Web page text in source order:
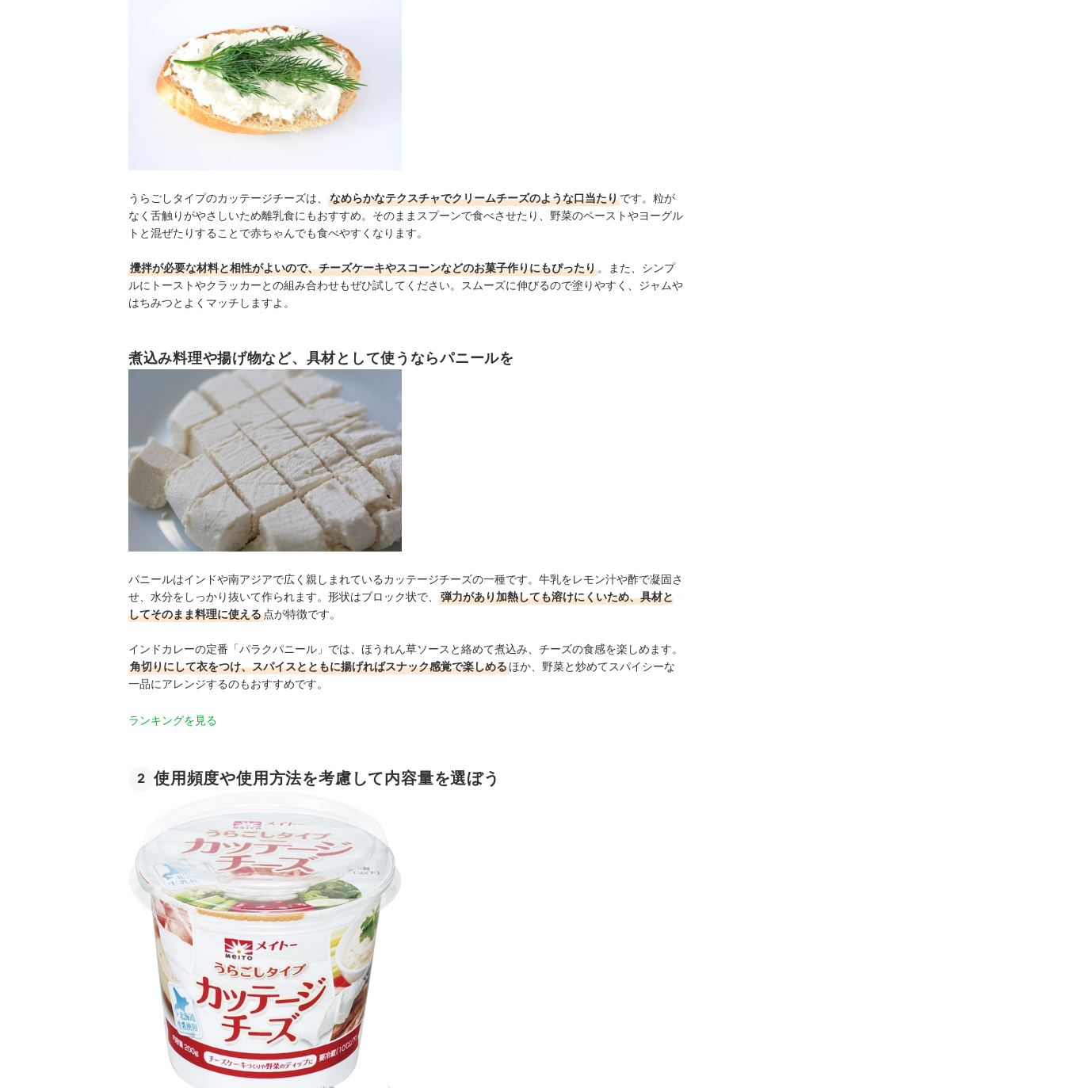
うらごしタイプのカッテージチーズは、 なめらかなテクスチャでクリームチーズのような口当たりです。粒が
なく舌触りがやさしいため離乳食にもおすすめ。そのままスプーンで食べさせたり、野菜のペーストやヨーグル
トと混ぜたりすることで赤ちゃんでも食べやすくなります。
攪拌が必要な材料と相性がよいので、チーズケーキやスコーンなどのお菓子作りにもぴったり 。また、シンプ
ルにトーストやクラッカーとの組み合わせもぜひ試してください。スムーズに伸びるので塗りやすく、ジャムや
はちみつとよくマッチしますよ。
煮込み料理や揚げ物など、具材として使うならパニールを
パニールはインドや南アジアで広く親しまれているカッテージチーズの一種です。牛乳をレモン汁や酢で凝固さ
せ、水分をしっかり抜いて作られます。形状はブロック状で、
弾力があり加熱しても溶けにくいため、具材と
してそのまま料理に使える 点が特徴です。
インドカレーの定番「パラクパニール」では、ほうれん草ソースと絡めて煮込み、チーズの食感を楽しめます。
角切りにして衣をつけ、スパイスとともに揚げればスナック感覚で楽しめるほか、野菜と炒めてスパイシーな
一品にアレンジするのもおすすめです。
ランキングを見る
2 使用頻度や使用方法を考慮して内容量を選ぼう